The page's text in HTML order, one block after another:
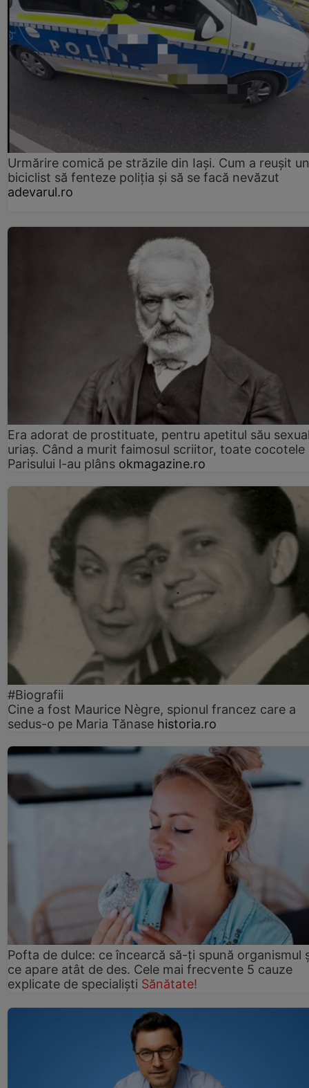
Urmărire comică pe străzile din Iași. Cum a reușit un
biciclist să fenteze poliția și să se facă nevăzut
adevarul.ro
Era adorat de prostituate, pentru apetitul său
uriaș. Când a murit faimosul scriitor, toate cocotele
Parisului l-au plâns okmagazine.ro
#Biografii
Cine a fost Maurice Nègre, spionul francez care a
sedus-o pe Maria Tănase historia.ro
Pofta de dulce: ce încearcă să-ți spună organismul
ce apare atât de des. Cele mai frecvente 5 cauze
explicate de specialiști Sănătate!